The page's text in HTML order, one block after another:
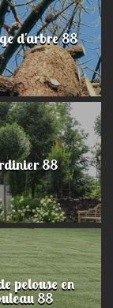
d'arbre 88
88
pelouse en
88